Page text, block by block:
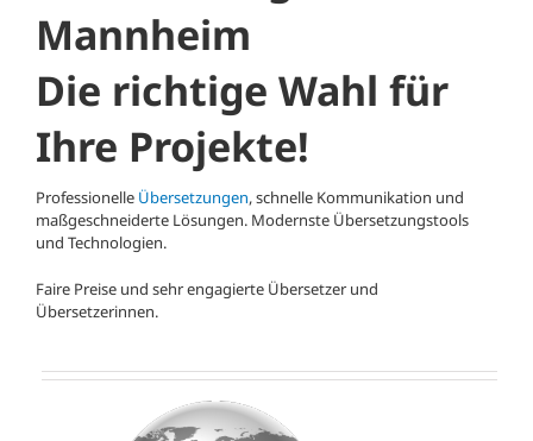
Mannheim
Die richtige Wahl für
Ihre Projekte!
Professionelle Übersetzungen, schnelle Kommunikation und
maßgeschneiderte Lösungen. Modernste Übersetzungstools
und Technologien.
Faire Preise und sehr engagierte Übersetzer und
Übersetzerinnen.